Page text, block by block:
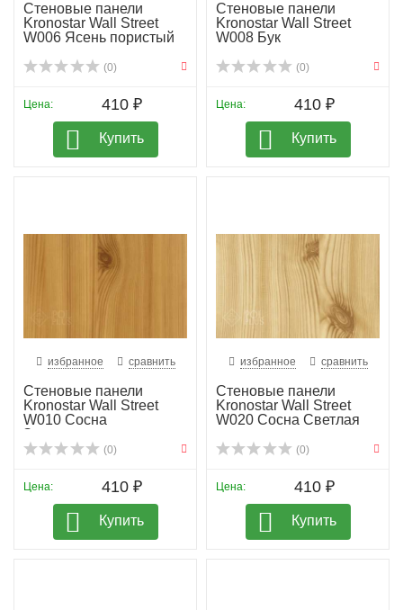
Стеновые панели
Kronostar Wall Street
W006 Ясень пористый
(0)
Цена: 410 ₽
Купить
Стеновые панели
Kronostar Wall Street
W008 Бук
(0)
Цена: 410 ₽
Купить
избранное сравнить
Стеновые панели
Kronostar Wall Street
W010 Сосна
Золотистая
(0)
Цена: 410 ₽
Купить
избранное сравнить
Стеновые панели
Kronostar Wall Street
W020 Сосна Светлая
(0)
Цена: 410 ₽
Купить